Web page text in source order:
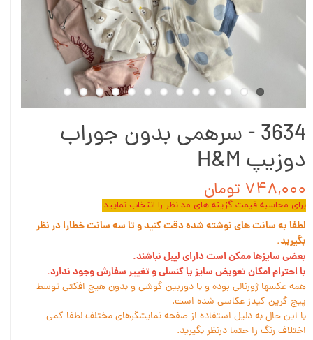
3634 - سرهمی بدون جوراب
دوزیپ H&M
۷۴۸,۰۰۰ تومان
برای محاسبه قیمت گزینه های مد نظر را انتخاب نمایید.
لطفا به سانت های نوشته شده دقت کنید و تا سه سانت خطارا در نظر
بگیرید.
بعضی سایزها ممکن است دارای لیبل نباشند.
با احترام امکان تعویض سایز یا کنسلی و تغییر سفارش وجود ندارد.
همه عکسها ژورنالی بوده و با دوربین گوشی و بدون هیچ افکتی توسط
پیج گرین کیدز عکاسی شده است.
با این حال به دلیل استفاده از صفحه نمایشگرهای مختلف لطفا کمی
اختلاف رنگ را حتما درنظر بگیرید.